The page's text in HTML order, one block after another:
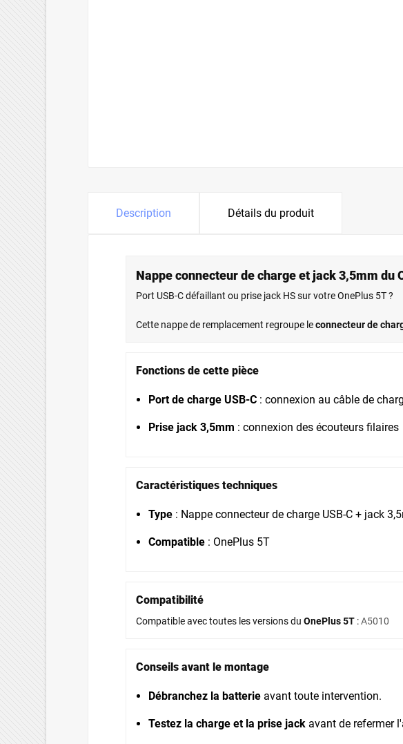
Description Détails du produit
Nappe connecteur de charge et jack 3,5mm du
Port USB-C défaillant ou prise jack HS sur votre OnePlus 5T ?
Cette nappe de remplacement regroupe leconnecteur de
Fonctions de cette pièce
Port de charge USB-C : connexion au câble de
Prise jack 3,5mm : connexion des écouteurs filaires
Caractéristiques techniques
Type : Nappe connecteur de charge USB-C + jack
Compatible : OnePlus 5T
Compatibilité
Compatible avec toutes les versions du OnePlus 5T :A5010
Conseils avant le montage
Débranchez la batterie avant toute intervention.
Testez la charge et la prise jack avant de refermer